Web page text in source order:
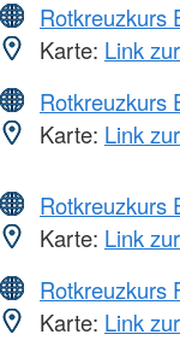
Rotkreuzkurs
Karte: Link
Rotkreuzkurs
Karte: Link
Rotkreuzkurs
Karte: Link
Rotkreuzkurs
Karte: Link